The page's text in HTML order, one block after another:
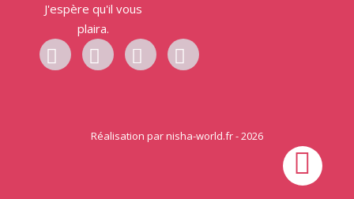
J'espère qu'il vous
plaira.
Réalisation parnisha-world.fr- 2026